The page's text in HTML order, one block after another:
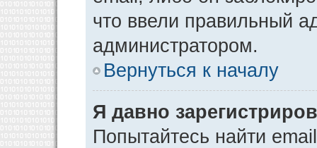
что ввели правильный
администратором.
Вернуться к началу
Я давно
Попытайтесь найти